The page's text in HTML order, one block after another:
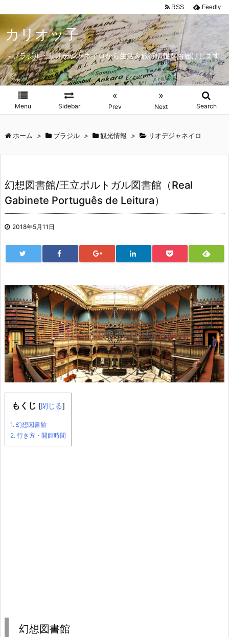
カリオッ子
～ブラジル・リオデジャネイロから生活＆旅行情報をお届けします
～
Menu Sidebar
«
Prev
»
Next Search
RSS Feedly
ホーム > ブラジル > 観光情報 > リオデジャネイロ
幻想図書館/王立ポルトガル図書館（Real
Gabinete Português de Leitura）
2018年5月11日
もくじ [閉じる]
1. 幻想図書館
2. 行き方・開館時間
幻想図書館